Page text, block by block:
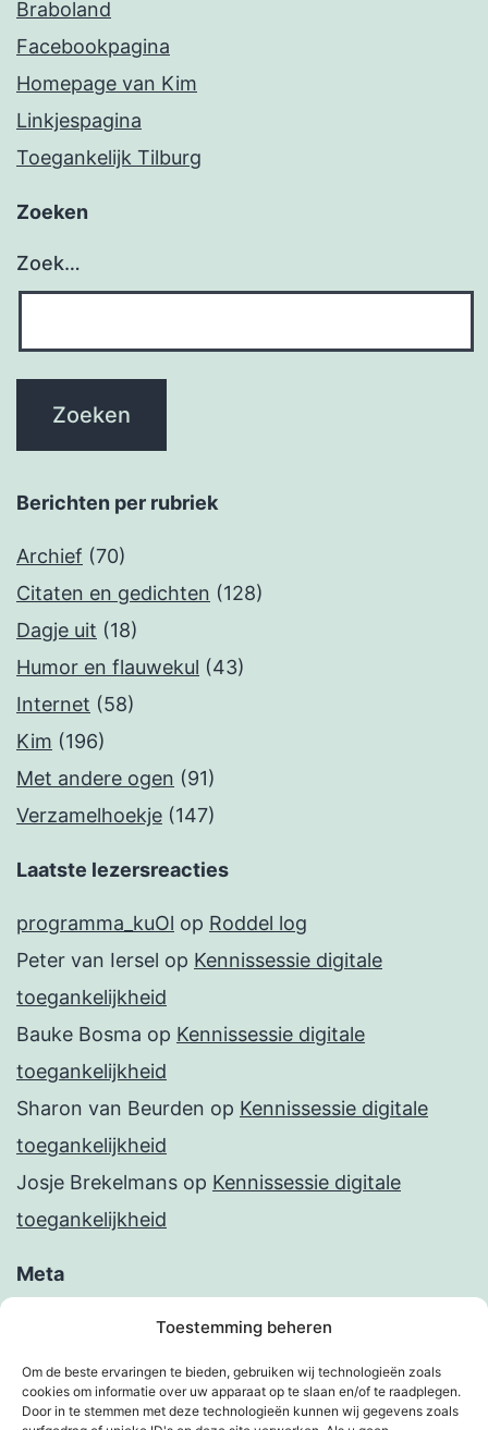
Toestemming beheren
Om de beste ervaringen te bieden, gebruiken wij technologieën zoals
cookies om informatie over uw apparaat op te slaan en/of te raadplegen.
Door in te stemmen met deze technologieën kunnen wij gegevens zoals
Braboland
Facebookpagina
Homepage van Kim
Linkjespagina
Toegankelijk Tilburg
Zoeken
Zoek…
Berichten per rubriek
Archief (70)
Citaten en gedichten (128)
Dagje uit (18)
Humor en flauwekul (43)
Internet (58)
Kim (196)
Met andere ogen (91)
Verzamelhoekje (147)
Laatste lezersreacties
programma_kuOl op Roddel log
Peter van Iersel op Kennissessie digitale
toegankelijkheid
Bauke Bosma op Kennissessie digitale
toegankelijkheid
Sharon van Beurden op Kennissessie digitale
toegankelijkheid
Josje Brekelmans op Kennissessie digitale
toegankelijkheid
Meta
Berichten feed
Reacties feed